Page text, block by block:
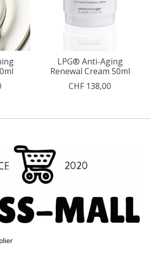
LPG® Anti-Aging
Renewal Cream 50ml
CHF 138,00